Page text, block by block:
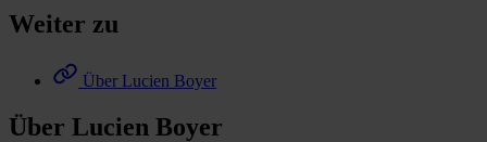
Weiter zu
Über Lucien Boyer
Über Lucien Boyer